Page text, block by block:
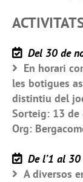
Del 30 de
En horari
les botigues
distintiu del
Sorteig: 13 de
Org:
De l’1 al
A diversos